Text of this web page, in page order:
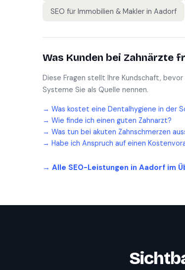
SEO für Immobilien & Makler in Aadorf
Was Kunden bei Zahnärzte
Diese Fragen stellt Ihre Kundschaft,
Systeme Sie als Quelle nennen.
→ Was kostet eine Dentalhygiene in der
→ Wie finde ich einen guten Zahnarzt?
→ Was tun bei akuten Zahnschmerzen
→ Habe ich Anspruch auf einen
→ Alle SEO-Leistungen in Aadorf im